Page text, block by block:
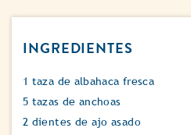
INGREDIENTES
1 taza de albahaca fresca
5 tazas de anchoas
2 dientes de ajo asado